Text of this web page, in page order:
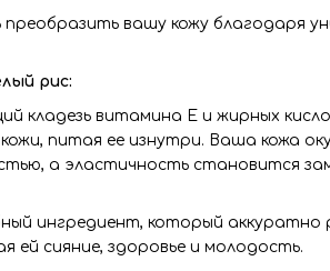
вашу кожу благодаря
рис:
кладезь витамина Е и жирных
питая ее изнутри. Ваша кожа
а эластичность становится
ингредиент, который аккуратно
ей сияние, здоровье и молодость.